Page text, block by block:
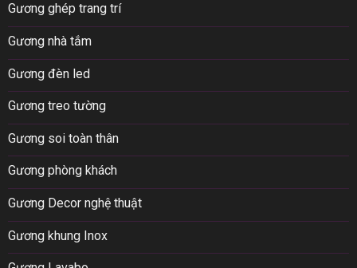
Gương ghép trang trí
Gương nhà tắm
Gương đèn led
Gương treo tường
Gương soi toàn thân
Gương phòng khách
Gương Decor nghệ thuật
Gương khung Inox